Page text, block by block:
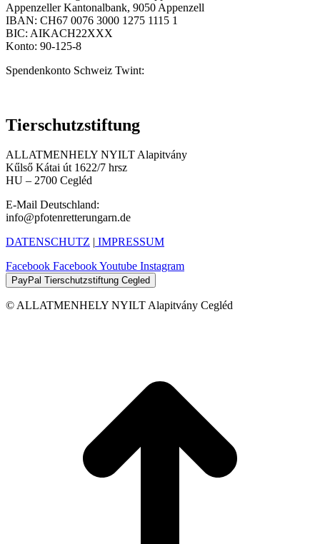
Appenzeller Kantonalbank, 9050 Appenzell
IBAN: CH67 0076 3000 1275 1115 1
BIC: AIKACH22XXX
Konto: 90-125-8
Spendenkonto Schweiz Twint:
Tierschutzstiftung
ALLATMENHELY NYILT Alapitvány
Kűlső Kátai út 1622/7 hrsz
HU – 2700 Cegléd
E-Mail Deutschland:
info@pfotenretterungarn.de
DATENSCHUTZ | IMPRESSUM
Facebook FacebookYoutube Instagram
PayPal Tierschutzstiftung Cegled
© ALLATMENHELY NYILT Alapitvány Cegléd